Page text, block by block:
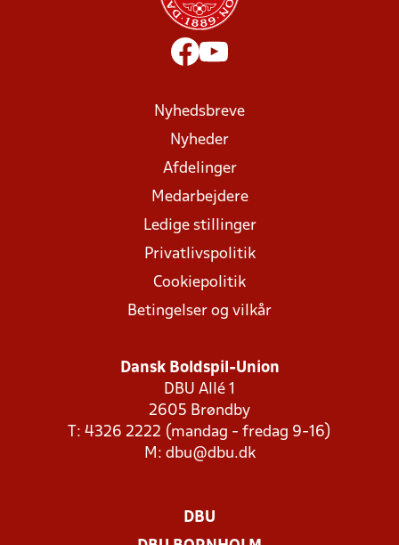
Nyhedsbreve
Nyheder
Afdelinger
Medarbejdere
Ledige stillinger
Privatlivspolitik
Cookiepolitik
Betingelser og vilkår
Dansk Boldspil-Union
DBU Allé 1
2605 Brøndby
T: 4326 2222 (mandag - fredag 9-16)
M: dbu@dbu.dk
DBU